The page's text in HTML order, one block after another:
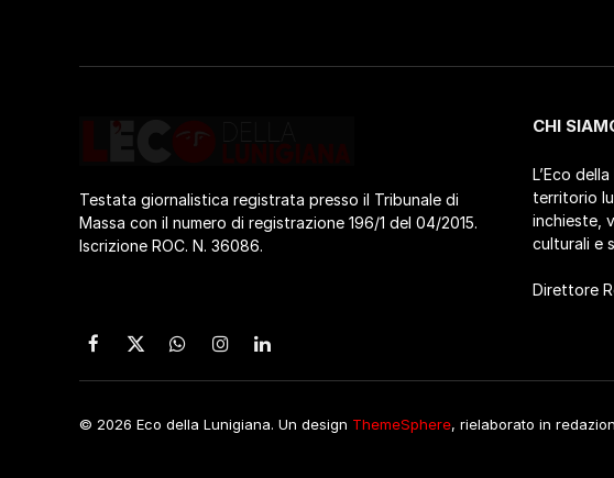
Testata giornalistica registrata presso il Tribunale di
Massa con il numero di registrazione 196/1 del 04/2015.
Iscrizione ROC. N. 36086.
CHI
L’Eco
territorio
inchieste,
culturali e
Direttore
Facebook
X
(Twitter)
WhatsApp
Instagram
LinkedIn
© 2026 Eco della Lunigiana. Un design ThemeSphere, rielaborato in